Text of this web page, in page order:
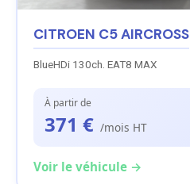
CITROEN C5 AIRCROSS
BlueHDi 130ch. EAT8 MAX
À partir de
371 € /mois HT
Voir le véhicule →